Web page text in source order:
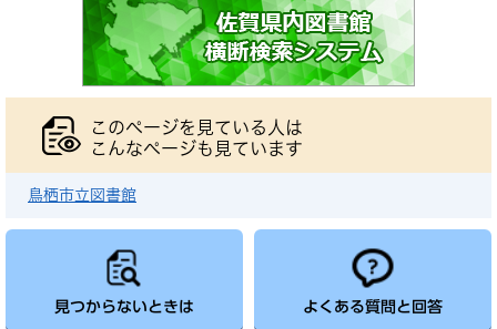
このページを見ている人は
こんなページも見ています
鳥栖市立図書館
見つからないときは よくある質問と回答